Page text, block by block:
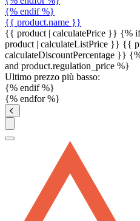
{% endif %}
{{ product.name }}
{{ product | calculatePrice }} {%
product | calculateListPrice }} {{
calculateDiscountPercentage }}
and product.regulation_price %}
Ultimo prezzo più basso:
{% endif %}
{% endfor %}